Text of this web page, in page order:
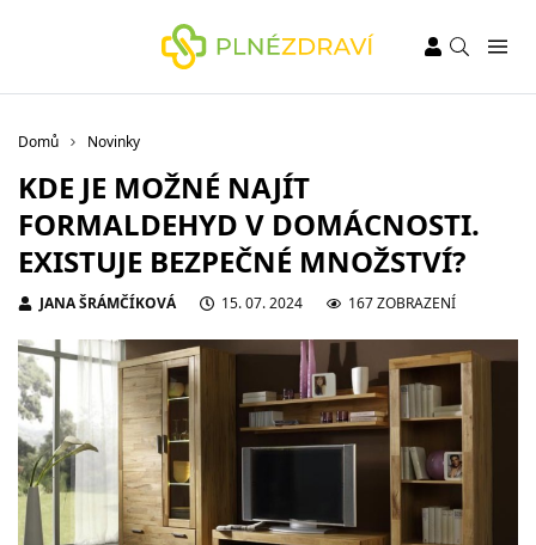
Domů Novinky
KDE JE MOŽNÉ NAJÍT
FORMALDEHYD V DOMÁCNOSTI.
EXISTUJE BEZPEČNÉ MNOŽSTVÍ?
JANA ŠRÁMČÍKOVÁ 15. 07. 2024 167 ZOBRAZENÍ